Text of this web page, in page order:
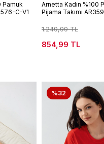
Pamuk
C-V1
Arnetta Kadın %100
Pijama Takımı
1.249,99 TL
854,99 TL
%32